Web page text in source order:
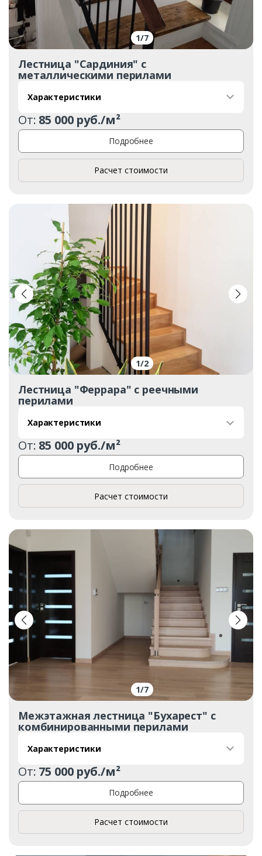
Заказать
Ваше имя*
Комментарий к заказу
1/7
Лестница "Сардиния" с
металлическими перилами
Характеристики
От: 85 000 руб./м²
Подробнее
Расчет стоимости
1/2
Лестница "Феррара" с реечными
перилами
Характеристики
От: 85 000 руб./м²
Подробнее
Расчет стоимости
1/7
Межэтажная лестница "Бухарест" с
комбинированными перилами
Характеристики
От: 75 000 руб./м²
Подробнее
Расчет стоимости